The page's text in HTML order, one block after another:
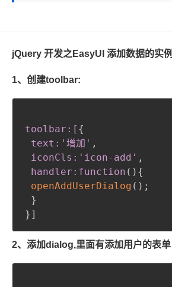
jQuery 开发之EasyUI 添加数据的实例
1、创建toolbar:
toolbar:[ {
text:'增加' ,
iconCls:'icon-add' ,
handler :function ( ) {
openAddUserDialog ( ) ;
}
}
2、添加dialog,里面有添加用户的表单